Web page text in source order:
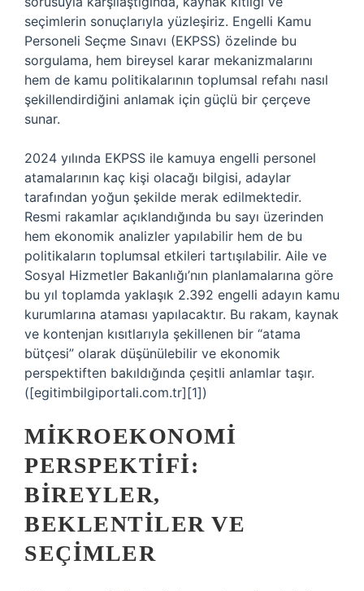
seçimlerin sonuçlarıyla yüzleşiriz. Engelli Kamu
Personeli Seçme Sınavı (EKPSS) özelinde bu
sorgulama, hem bireysel karar mekanizmalarını
hem de kamu politikalarının toplumsal refahı nasıl
şekillendirdiğini anlamak için güçlü bir çerçeve
sunar.
2024 yılında EKPSS ile kamuya engelli personel
atamalarının kaç kişi olacağı bilgisi, adaylar
tarafından yoğun şekilde merak edilmektedir.
Resmi rakamlar açıklandığında bu sayı üzerinden
hem ekonomik analizler yapılabilir hem de bu
politikaların toplumsal etkileri tartışılabilir. Aile ve
Sosyal Hizmetler Bakanlığı’nın planlamalarına göre
bu yıl toplamda yaklaşık 2.392 engelli adayın kamu
kurumlarına ataması yapılacaktır. Bu rakam, kaynak
ve kontenjan kısıtlarıyla şekillenen bir “atama
bütçesi” olarak düşünülebilir ve ekonomik
perspektiften bakıldığında çeşitli anlamlar taşır.
([egitimbilgiportali.com.tr][1])
MIKROEKONOMI
PERSPEKTIFI:
BIREYLER,
BEKLENTILER VE
SEÇIMLER